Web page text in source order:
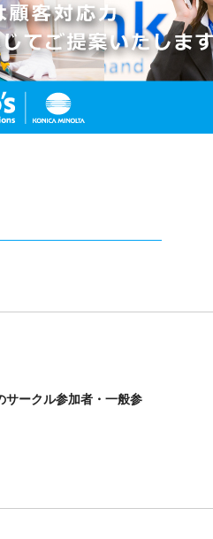
サークル参加者・一般参